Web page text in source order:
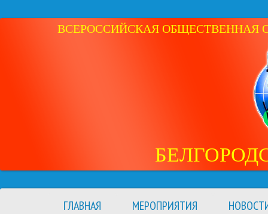
ВСЕРОССИЙСКАЯ ОБЩЕСТВЕННАЯ
ГЛАВНАЯ МЕРОПРИЯТИЯ